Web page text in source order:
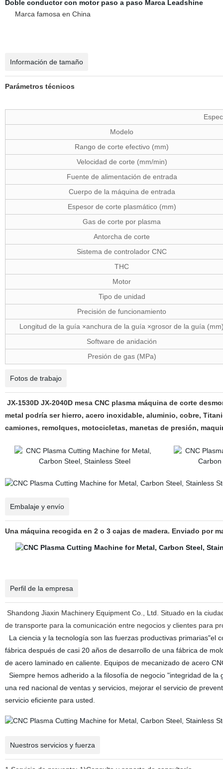
Doble conductor con motor paso a paso Marca Leadshine
Marca famosa en China
Información de tamaño
Parámetros técnicos
Modelo
Rango de corte efectivo (mm)
Velocidad de corte (mm/min)
Fuente de alimentación de entrada
Cuerpo de la máquina de entrada
Espesor de corte plasmático (mm)
Gas de corte por plasma
Antorcha de corte
Sistema de controlador CNC
THC
Motor
Tipo de unidad
Precisión de funcionamiento
Longitud de la guía ×anchura de la guía ×grosor de la guía
Software de anidación
Presión de gas (MPa)
Fotos de trabajo
JX-1530D JX-2040D mesa CNC plasma máquina de corte
metal podría ser hierro, acero inoxidable, aluminio, cobre,
camiones, remolques, motocicletas, manetas de presión,
Embalaje y envío
Una máquina recogida en 2 o 3 cajas de madera. Enviado por
Perfil de la empresa
Shandong Jiaxin Machinery Equipment Co., Ltd. Situado en la
de transporte para la comunicación entre negocios y clientes para
La ciencia y la tecnología son las fuerzas productivas primarias"el
fábrica después de casi 20 años de desarrollo de una fábrica de
de acero laminado en caliente. Equipos de mecanizado de acero
Siempre hemos adherido a la filosofía de negocio "integridad de
una red nacional de ventas y servicios, mejorar el servicio de
servicio eficiente para usted.
Nuestros servicios y fuerza